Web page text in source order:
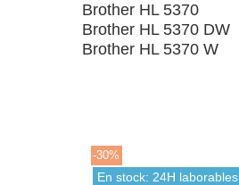
Brother HL 5370
Brother HL 5370 DW
Brother HL 5370 W
-30%
En stock: 24H laborables